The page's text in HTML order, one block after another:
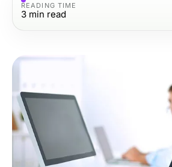
READING TIME
3 min read